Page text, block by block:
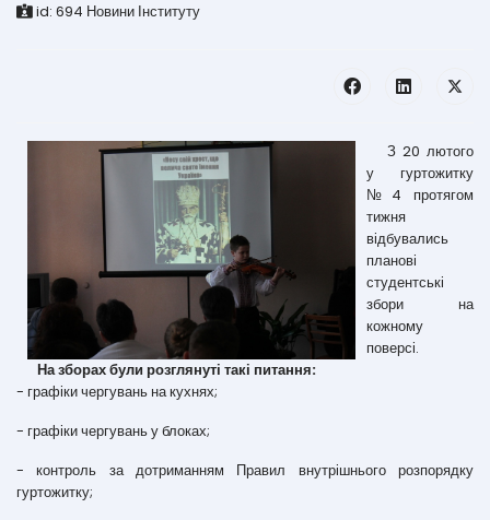
id: 694 Новини Інституту
З 20 лютого
у гуртожитку
№4 протягом
тижня
відбувались
планові
студентські
збори на
кожному
поверсі.
На зборах були розглянуті такі питання:
- графіки чергувань на кухнях;
- графіки чергувань у блоках;
- контроль за дотриманням Правил внутрішнього розпорядку
гуртожитку;